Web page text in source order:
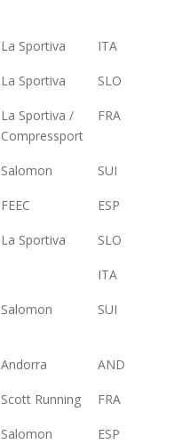
La Sportiva ITA
La Sportiva SLO
La Sportiva /
Compressport
FRA
Salomon SUI
FEEC ESP
La Sportiva SLO
ITA
Salomon SUI
Andorra AND
Scott Running FRA
Salomon ESP